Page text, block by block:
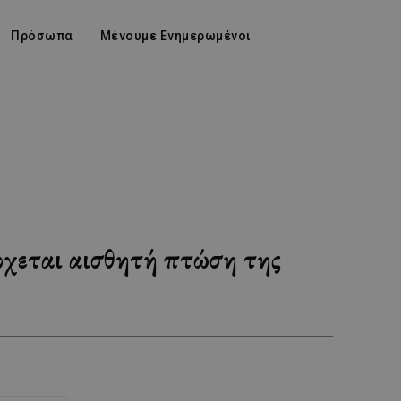
Πρόσωπα Μένουμε Ενημερωμένοι
αισθητή πτώση της